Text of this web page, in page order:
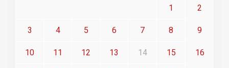
1 2
3 4 5 6 7 8 9
10 11 12 13 14 15 16